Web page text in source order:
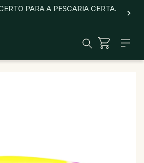
PARA A PESCARIA CERTA.